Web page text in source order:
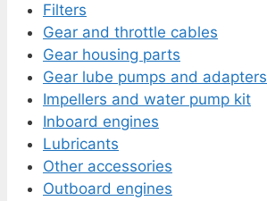
Filters
Gear and throttle cables
Gear housing parts
Gear lube pumps and adapters
Impellers and water pump kit
Inboard engines
Lubricants
Other accessories
Outboard engines